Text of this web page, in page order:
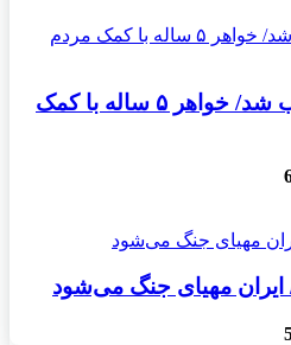
دختر ۹ ساله قربانی سیلاب شد/ خواهر ۵ ساله با کمک
ایران مهیای جنگ می‌شود